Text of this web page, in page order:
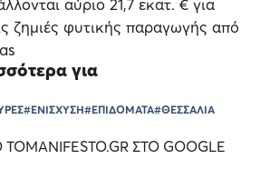
αύριο 21,7 εκατ. € για
ζημιές φυτικής παραγωγής από
για
#ΕΝΙΣΧΥΣΗ#ΕΠΙΔΟΜΑΤΑ#ΘΕΣΣΑΛΙΑ
ΣΤΟ GOOGLE